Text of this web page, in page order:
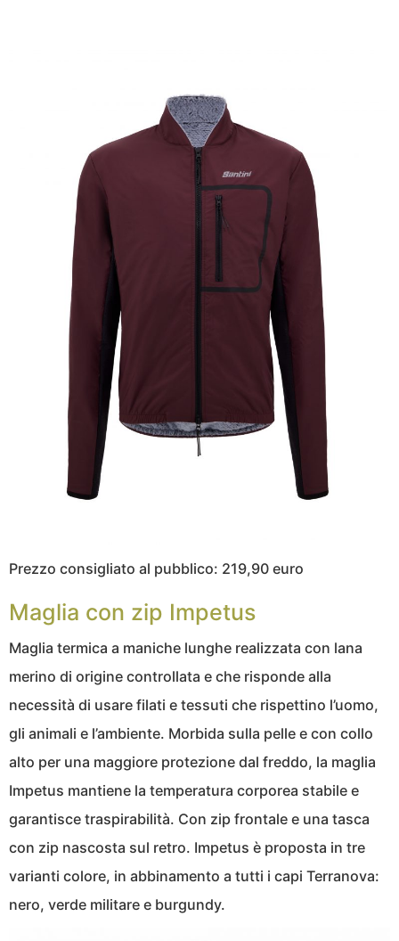
Prezzo consigliato al pubblico: 219,90 euro
Maglia con zip Impetus
Maglia termica a maniche lunghe realizzata con lana
merino di origine controllata e che risponde alla
necessità di usare filati e tessuti che rispettino l’uomo,
gli animali e l’ambiente. Morbida sulla pelle e con collo
alto per una maggiore protezione dal freddo, la maglia
Impetus mantiene la temperatura corporea stabile e
garantisce traspirabilità. Con zip frontale e una tasca
con zip nascosta sul retro. Impetus è proposta in tre
varianti colore, in abbinamento a tutti i capi Terranova:
nero, verde militare e burgundy.